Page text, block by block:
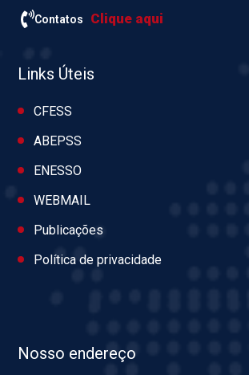
Contatos Clique aqui
Links Úteis
CFESS
ABEPSS
ENESSO
WEBMAIL
Publicações
Política de privacidade
Nosso endereço